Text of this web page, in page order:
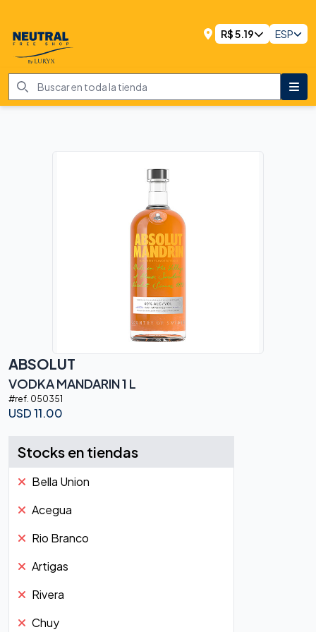
R$5.19 ESP
ABSOLUT
VODKA MANDARIN 1 L
#ref. 050351
USD11.00
Stocks en tiendas
Bella Union
Acegua
Rio Branco
Artigas
Rivera
Chuy